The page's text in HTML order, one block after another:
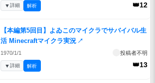
👑12
▼詳細 解析
【本編第5回目】よゐこのマイクラでサバイバル生
活 Minecraftマイクラ実況 ↗
1970/1/1 投稿者不明
👑13
▼詳細 解析